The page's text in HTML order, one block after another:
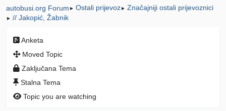
autobusi.org Forum ► Ostali prijevoz► Značajniji ostali prijevoznici
► // Jakopić, Žabnik
Anketa
Moved Topic
Zaključana Tema
Stalna Tema
Topic you are watching